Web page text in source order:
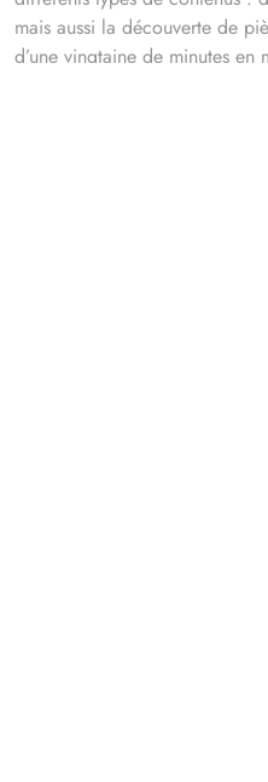
mais aussi la découverte de
d’une vingtaine de minutes en